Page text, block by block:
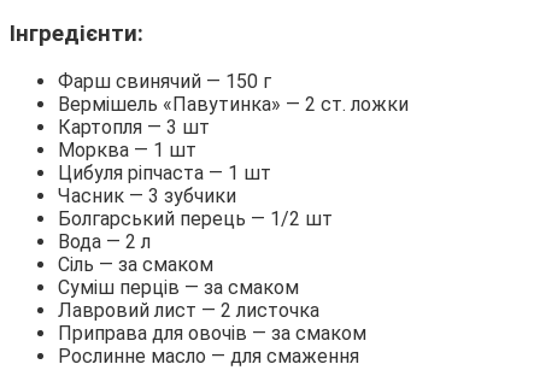
Інгредієнти:
Фарш свинячий — 150 г
Вермішель «Павутинка» — 2 ст. ложки
Картопля — 3 шт
Морква — 1 шт
Цибуля ріпчаста — 1 шт
Часник — 3 зубчики
Болгарський перець — 1/2 шт
Вода — 2 л
Сіль — за смаком
Суміш перців — за смаком
Лавровий лист — 2 листочка
Приправа для овочів — за смаком
Рослинне масло — для смаження